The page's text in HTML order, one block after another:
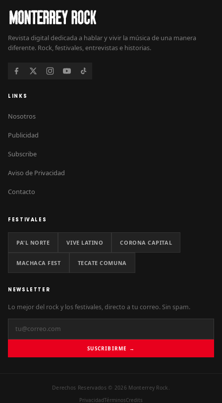
Revista digital dedicada a hablar y vivir la música de una manera
diferente. Rock, festivales, entrevistas e historias.
LINKS
Nosotros
Publicidad
Subscribe
Aviso de Privacidad
Contacto
FESTIVALES
PA'L NORTE VIVE LATINO CORONA CAPITAL
MACHACA FEST TECATE COMUNA
NEWSLETTER
Lo mejor del rock y los festivales, directo a tu correo. Sin spam.
SUSCRIBIRME →
Derechos Reservados © 2026 Monterrey Rock.
PrivacidadTérminosCredits